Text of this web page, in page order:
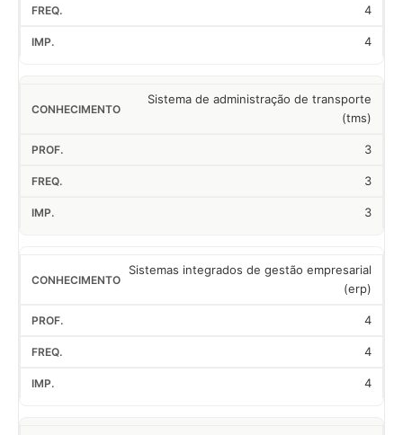
4
4
Sistema de administração de transporte
(tms)
3
3
3
Sistemas integrados de gestão empresarial
(erp)
4
4
4